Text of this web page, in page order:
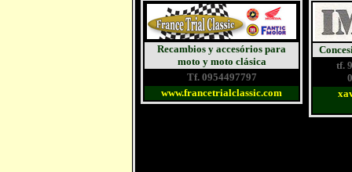
Recambios y accesórios para
moto y moto clásica
Tf. 0954497797
www.francetrialclassic.com
tf.